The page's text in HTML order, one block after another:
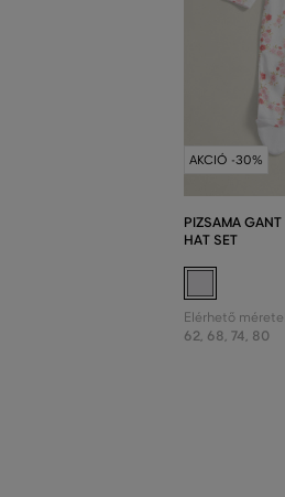
AKCIÓ -30%
PIZSAMA
HAT SET
Elérhető
62, 68, 74, 80